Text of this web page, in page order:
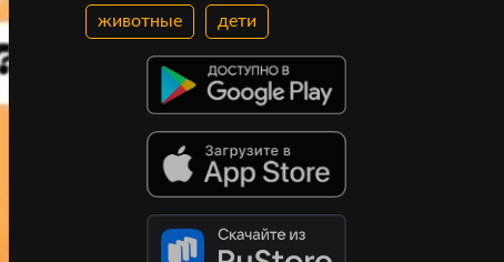
животные дети